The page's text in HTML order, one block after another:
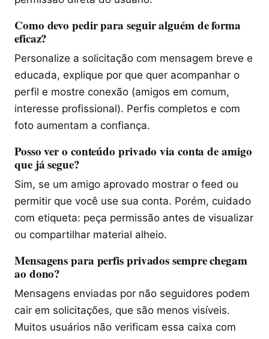
Como devo pedir para seguir alguém de forma
eficaz?
Personalize a solicitação com mensagem breve e
educada, explique por que quer acompanhar o
perfil e mostre conexão (amigos em comum,
interesse profissional). Perfis completos e com
foto aumentam a confiança.
Posso ver o conteúdo privado via conta de amigo
que já segue?
Sim, se um amigo aprovado mostrar o feed ou
permitir que você use sua conta. Porém, cuidado
com etiqueta: peça permissão antes de visualizar
ou compartilhar material alheio.
Mensagens para perfis privados sempre chegam
ao dono?
Mensagens enviadas por não seguidores podem
cair em solicitações, que são menos visíveis.
Muitos usuários não verificam essa caixa com